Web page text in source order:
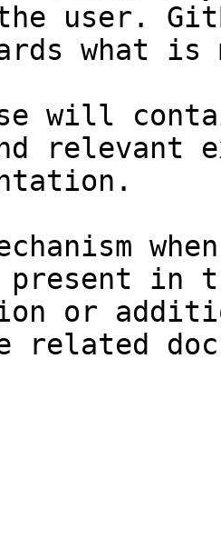
user.
what
will
relevant
in
or